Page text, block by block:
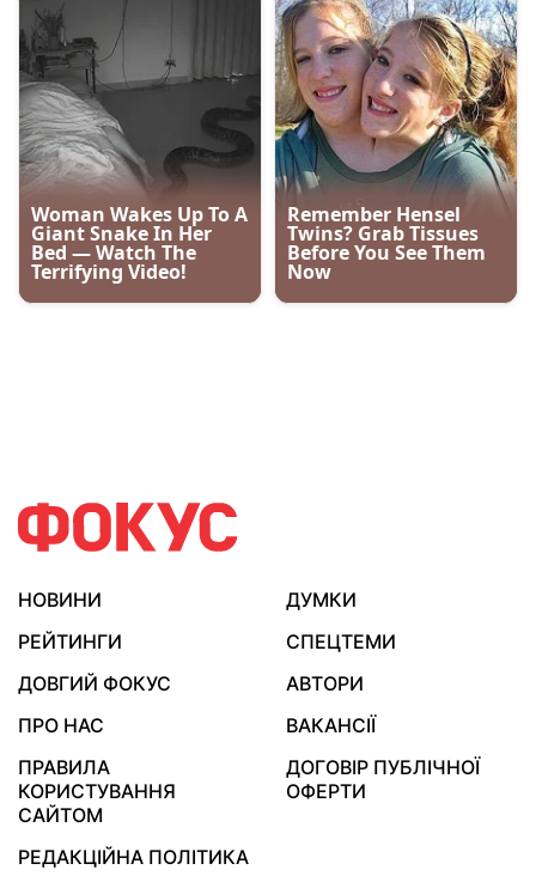
НОВИНИ
ДУМКИ
РЕЙТИНГИ
СПЕЦТЕМИ
ДОВГИЙ ФОКУС
АВТОРИ
ПРО НАС
ВАКАНСІЇ
ПРАВИЛА
КОРИСТУВАННЯ
САЙТОМ
ДОГОВІР ПУБЛІЧНОЇ
ОФЕРТИ
РЕДАКЦІЙНА ПОЛІТИКА